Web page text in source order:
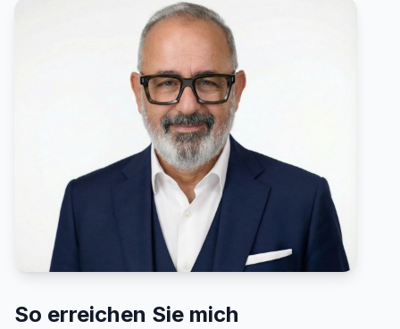
So erreichen Sie mich